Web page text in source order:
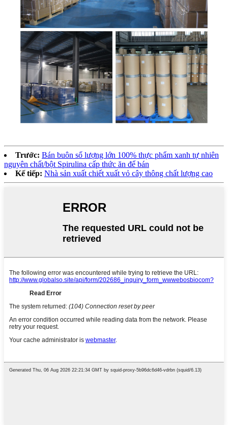
Trước: Bán buôn số lượng lớn 100% thực phẩm xanh tự nhiên
nguyên chất/bột Spirulina cấp thức ăn để bán
Kế tiếp: Nhà sản xuất chiết xuất vỏ cây thông chất lượng cao